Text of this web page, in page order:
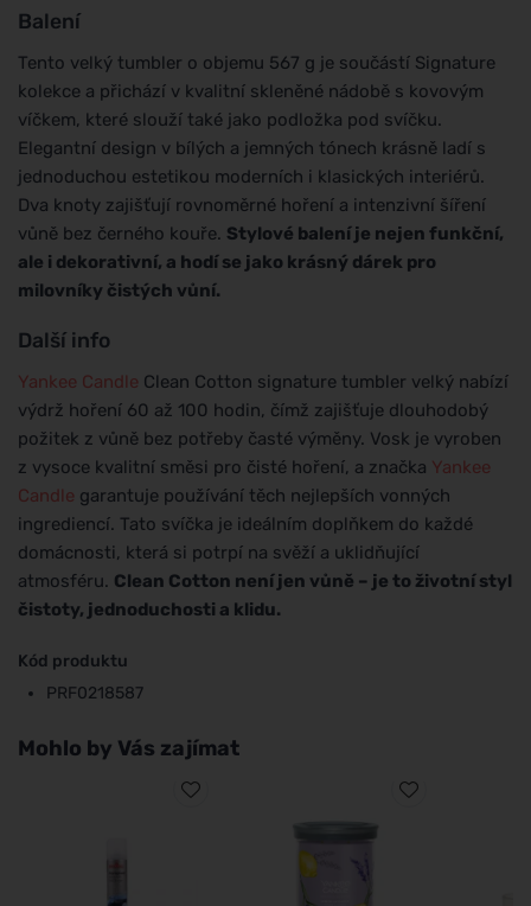
Balení
Tento velký tumbler o objemu 567 g je součástí Signature
kolekce a přichází v kvalitní skleněné nádobě s kovovým
víčkem, které slouží také jako podložka pod svíčku.
Elegantní design v bílých a jemných tónech krásně ladí s
jednoduchou estetikou moderních i klasických interiérů.
Dva knoty zajišťují rovnoměrné hoření a intenzivní šíření
vůně bez černého kouře. Stylové balení je nejen funkční,
ale i dekorativní, a hodí se jako krásný dárek pro
milovníky čistých vůní.
Další info
Yankee Candle Clean Cotton signature tumbler velký nabízí
výdrž hoření 60 až 100 hodin, čímž zajišťuje dlouhodobý
požitek z vůně bez potřeby časté výměny. Vosk je vyroben
z vysoce kvalitní směsi pro čisté hoření, a značka Yankee
Candle garantuje používání těch nejlepších vonných
ingrediencí. Tato svíčka je ideálním doplňkem do každé
domácnosti, která si potrpí na svěží a uklidňující
atmosféru. Clean Cotton není jen vůně – je to životní styl
čistoty, jednoduchosti a klidu.
Kód produktu
PRF0218587
Mohlo by Vás zajímat